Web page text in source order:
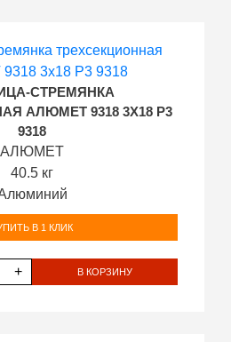
СТРЕМЯНКА
АЛЮМЕТ 9318 3Х18 P3
9318
АЛЮМЕТ
40.5 кг
В 1 КЛИК
+ В КОРЗИНУ